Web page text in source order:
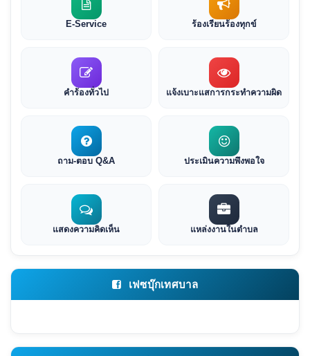
E-Service ร้องเรียนร้องทุกข์
คำร้องทั่วไป แจ้งเบาะแสการกระทำความผิด
ถาม-ตอบ Q&A ประเมินความพึงพอใจ
แสดงความคิดเห็น แหล่งงานในตำบล
เฟซบุ๊กเทศบาล